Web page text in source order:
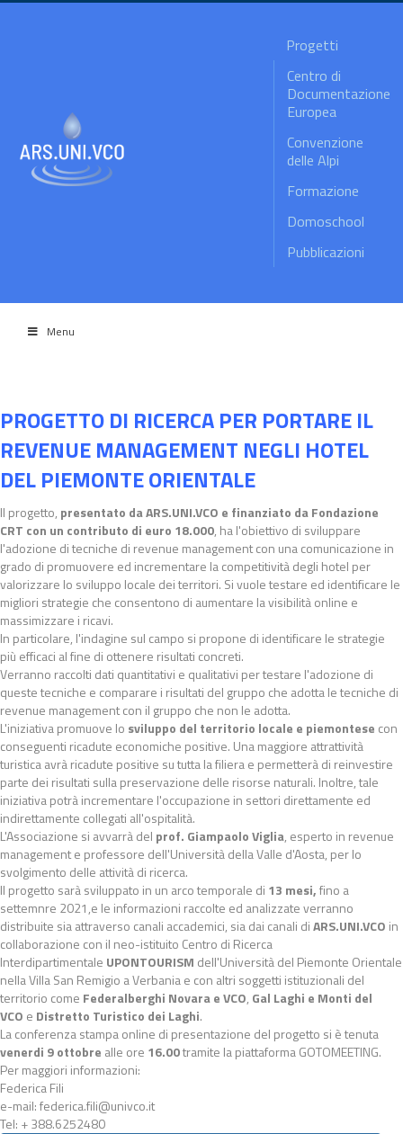
Progetti
Centro di
Documentazione
Europea
Convenzione
delle Alpi
Formazione
Domoschool
Pubblicazioni
Menu
PROGETTO DI RICERCA PER PORTARE IL
REVENUE MANAGEMENT NEGLI HOTEL
DEL PIEMONTE ORIENTALE
Il progetto, presentato da ARS.UNI.VCO e finanziato daFondazione
CRT con un contributo di euro 18.000, ha l'obiettivo di sviluppare
l'adozione di tecniche di revenue management con una comunicazione in
grado di promuovere ed incrementare la competitività degli hotel per
valorizzare lo sviluppo locale dei territori. Si vuole testare ed identificare le
migliori strategie che consentono di aumentare la visibilità online e
massimizzare i ricavi.
In particolare, l'indagine sul campo si propone di identificare le strategie
più efficaci al fine di ottenere risultati concreti.
Verranno raccolti dati quantitativi e qualitativi per testare l'adozione di
queste tecniche e comparare i risultati del gruppo che adotta le tecniche di
revenue management con il gruppo che non le adotta.
L'iniziativa promuove lo sviluppo del territorio locale e piemontese con
conseguenti ricadute economiche positive. Una maggiore attrattività
turistica avrà ricadute positive su tutta la filiera e permetterà di reinvestire
parte dei risultati sulla preservazione delle risorse naturali. Inoltre, tale
iniziativa potrà incrementare l'occupazione in settori direttamente ed
indirettamente collegati all'ospitalità.
L'Associazione si avvarrà del prof. Giampaolo Viglia, esperto in revenue
management e professore dell'Università della Valle d'Aosta, per lo
svolgimento delle attività di ricerca.
Il progetto sarà sviluppato in un arco temporale di 13 mesi,fino a
settemnre 2021,e le informazioni raccolte ed analizzate verranno
distribuite sia attraverso canali accademici, sia dai canali diARS.UNI.VCO in
collaborazione con il neo-istituito Centro di Ricerca
Interdipartimentale UPONTOURISM dell'Università del Piemonte Orientale
nella Villa San Remigio a Verbania e con altri soggetti istituzionali del
territorio come Federalberghi Novara e VCO, Gal Laghi e Monti del
VCO e Distretto Turistico dei Laghi.
La conferenza stampa online di presentazione del progetto si è tenuta
venerdi 9 ottobre alle ore 16.00tramite la piattaforma GOTOMEETING.
Per maggiori informazioni:
Federica Fili
e-mail: federica.fili@univco.it
Tel: + 388.6252480